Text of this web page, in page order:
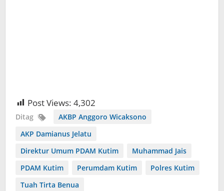
Post Views: 4,302
Ditag
AKBP Anggoro Wicaksono
AKP Damianus Jelatu
Direktur Umum PDAM Kutim
Muhammad Jais
PDAM Kutim
Perumdam Kutim
Polres Kutim
Tuah Tirta Benua